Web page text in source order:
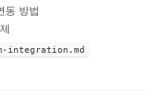
동 방법
integration.md